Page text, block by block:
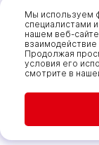
Мы используем
специалистами
нашем веб-
Продолжая
условия его
смотрите в
2025 ©
Мы используем
статистику,
можете отключить
Продолжая
настроек, вы
ваших cookie-
Оферта